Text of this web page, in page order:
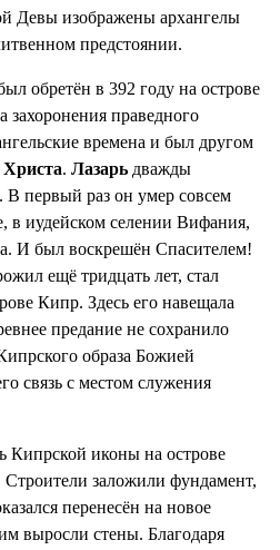
Девы изображены архангелы
предстоянии.
обретён в 392 году на острове
захоронения праведного
времена и был другом
Христа. Лазарь дважды
В первый раз он умер совсем
в иудейском селении Вифания,
И был воскрешён Спасителем!
ещё тридцать лет, стал
Кипр. Здесь его навещала
предание не сохранило
образа Божией
связь с местом служения
Кипрской иконы на острове
Строители заложили фундамент,
перенесён на новое
выросли стены. Благодаря